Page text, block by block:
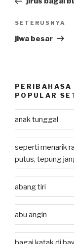
Next
Post
SETERUSNYA
jiwa besar
PERIBAHASA
POPULAR
anak tunggal
seperti menarik
putus, tepung
abang tiri
abu angin